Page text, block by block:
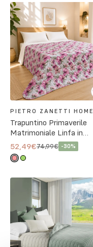
PIETRO ZANETTI HOME
Trapuntino Primaverile
Matrimoniale Linfa in
Cotone - 2 Colori
52,49€74,99€ -30%